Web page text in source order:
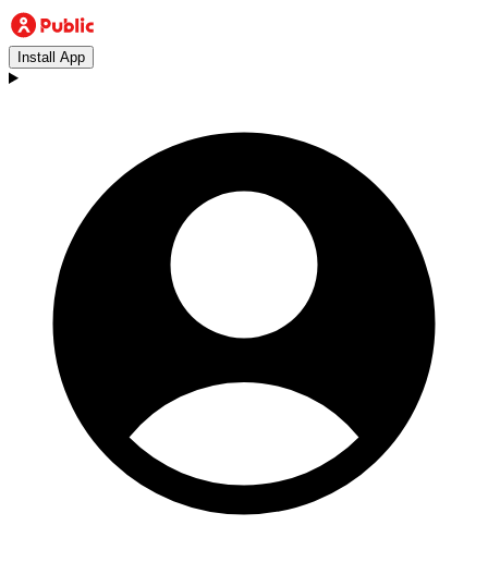
Install App